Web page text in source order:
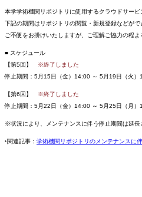
本学学術機関リポジトリに使用するクラウドサービ
下記の期間はリポジトリの閲覧・新規登録などがで
ご不便をお掛けいたしますが、ご理解ご協力の程よ
■ スケジュール
【第5回】 ※終了しました
停止期間：5月15日（金）14:00 ～ 5月19日（火）
【第6回】
※終了しました
停止期間：5月22日（金）14:00 ～ 5月25日（月）
※状況により、メンテナンスに伴う停止期間は延長
‣関連記事： 学術機関リポジトリのメンテナンスに